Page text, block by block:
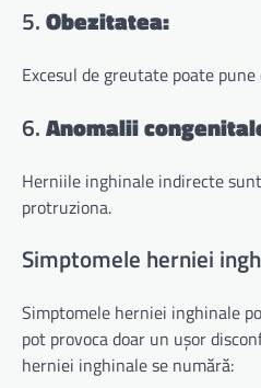
5.Obezitatea:
Excesul de greutate poate
6.Anomalii
Herniile inghinale indirecte
protruziona.
Simptomele herniei
Simptomele herniei inghinale
pot provoca doar un ușor
herniei inghinale se numără: